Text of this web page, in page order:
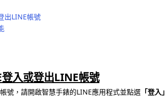
出LINE帳號
入或登出LINE帳號
號，請開啟智慧手錶的LINE應用程式並點選 「登入」